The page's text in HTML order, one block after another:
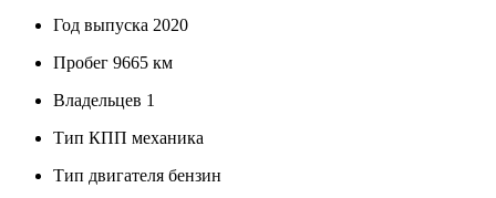
Год выпуска 2020
Пробег 9665 км
Владельцев 1
Тип КПП механика
Тип двигателя бензин